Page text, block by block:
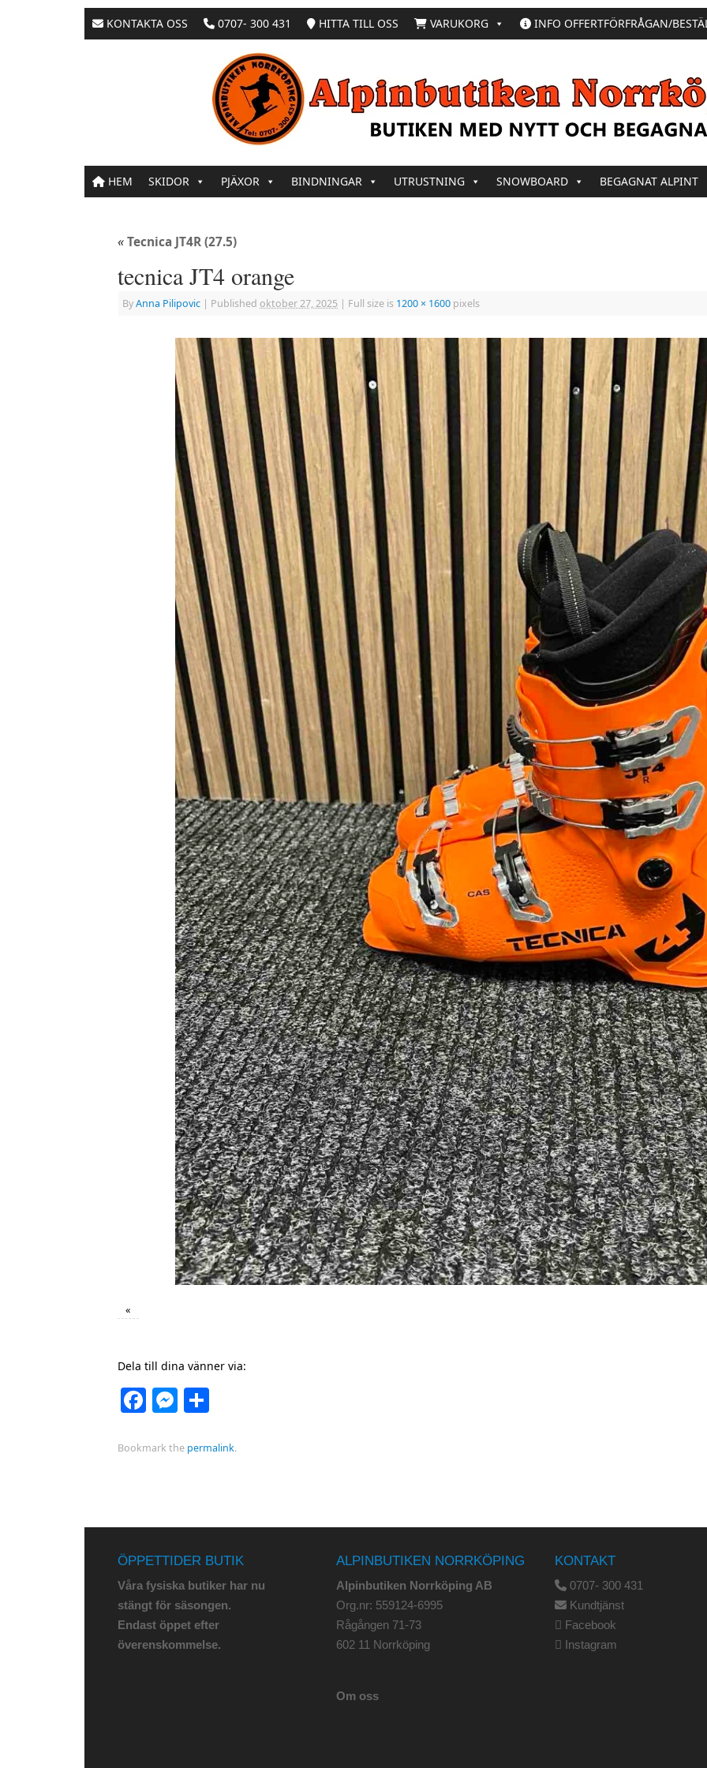
KONTAKTA OSS 0707- 300 431 HITTA TILL OSS VARUKORG INFO OFFERTFÖRFRÅGAN/
HEM SKIDOR PJÄXOR BINDNINGAR UTRUSTNING SNOWBOARD BEGAGNAT ALPINT
«Tecnica JT4R (27.5)
tecnica JT4 orange
ByAnna Pilipovic | Published oktober 27, 2025 | Full size is 1200 × 1600 pixels
«
Dela till dina vänner via:
Facebook
Messenger
Bookmark the permalink.
ÖPPETTIDER BUTIK
Våra fysiska butiker har nu
stängt för säsongen.
Endast öppet efter
överenskommelse.
ALPINBUTIKEN NORRKÖPING
Alpinbutiken Norrköping AB
Org.nr: 559124-6995
Rågången 71-73
602 11 Norrköping
Om oss
KONTAKT
0707- 300 431
Kundtjänst
Facebook
Instagram